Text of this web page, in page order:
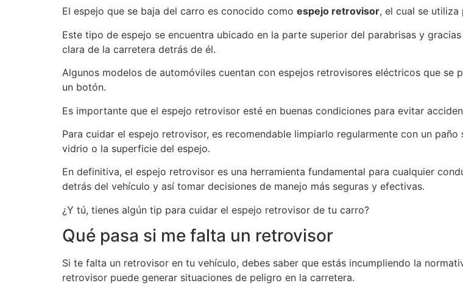
El espejo que se baja del carro es conocido como espejo retrovisor, el cual se
Este tipo de espejo se encuentra ubicado en la parte superior del parabrisas y
clara de la carretera detrás de él.
Algunos modelos de automóviles cuentan con espejos retrovisores eléctricos que
un botón.
Es importante que el espejo retrovisor esté en buenas condiciones para evitar
Para cuidar el espejo retrovisor, es recomendable limpiarlo regularmente con un
vidrio o la superficie del espejo.
En definitiva, el espejo retrovisor es una herramienta fundamental para cualquier
detrás del vehículo y así tomar decisiones de manejo más seguras y efectivas.
¿Y tú, tienes algún tip para cuidar el espejo retrovisor de tu carro?
Qué pasa si me falta un retrovisor
Si te falta un retrovisor en tu vehículo, debes saber que estás incumpliendo la
retrovisor puede generar situaciones de peligro en la carretera.